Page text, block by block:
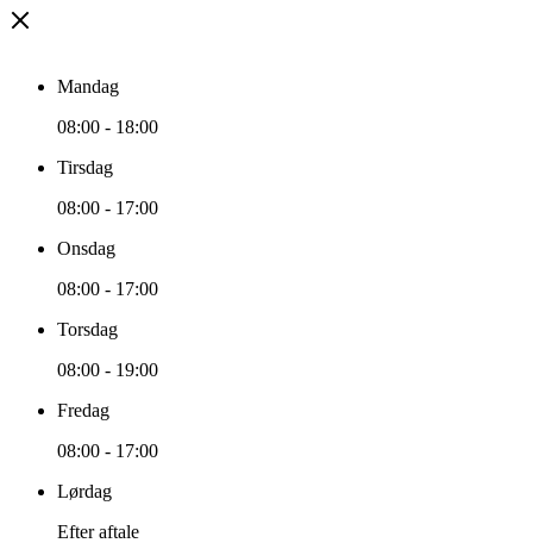
Mandag
08:00 - 18:00
Tirsdag
08:00 - 17:00
Onsdag
08:00 - 17:00
Torsdag
08:00 - 19:00
Fredag
08:00 - 17:00
Lørdag
Efter aftale